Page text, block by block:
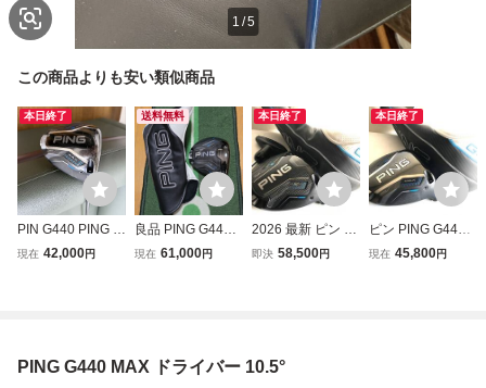
1 /5
この商品よりも安い類似商品
本日終了
PIN G440 PING ド
ライバー MAX 10.
現在 42,000円
送料無料
良品 PING G440 K
ドライバー 10.5度
現在 61,000円
本日終了
2026 最新 ピン PI
NG G440 K 10.5°
即決 58,500円
本日終了
ピン PING G440
MAX マックス 10.
現在 45,800円
PING G440 MAX ドライバー 10.5°